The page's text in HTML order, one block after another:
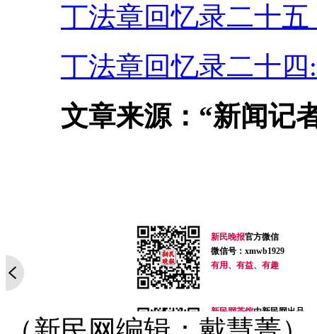
丁法章回忆录二十
丁法章回忆录二十
文章来源：“新闻记
新民晚报官方微信
微信号：xmwb1929
有用、有益、有趣
新民网茶馆由新民网出品
微信号：newteahouse